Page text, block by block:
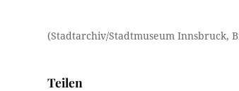
(Stadtarchiv/Stadtmuseum Innsbruck,
Teilen